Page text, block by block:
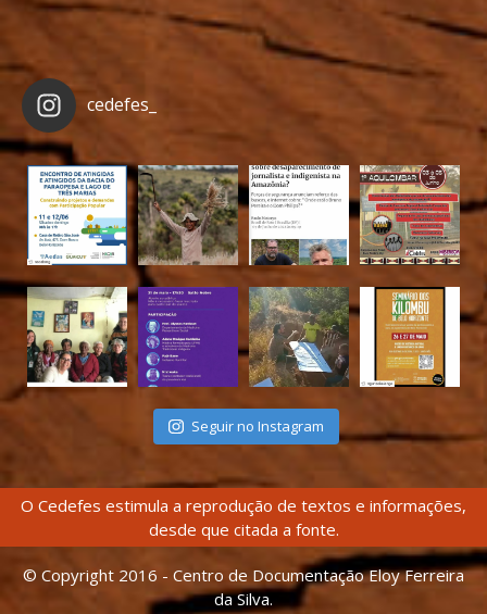
cedefes_
Seguir no Instagram
O Cedefes estimula a reprodução de textos e informações,
desde que citada a fonte.
© Copyright 2016 - Centro de Documentação Eloy Ferreira
da Silva.